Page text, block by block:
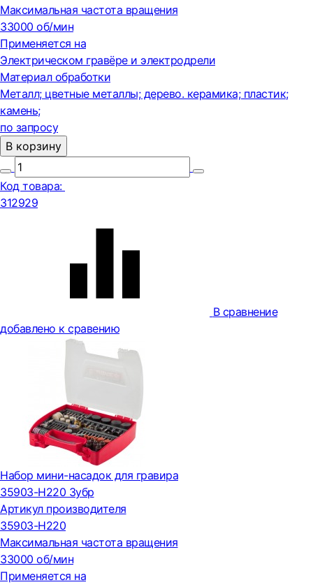
Максимальная частота вращения
33000 об/мин
Применяется на
Электрическом гравёре и электродрели
Материал обработки
Металл; цветные металлы; дерево. керамика; пластик;
камень;
по запросу
В корзину
Код товара:
312929
В сравнение
добавлено к сравению
Набор мини-насадок для гравира
35903-H220 Зубр
Артикул производителя
35903-H220
Максимальная частота вращения
33000 об/мин
Применяется на